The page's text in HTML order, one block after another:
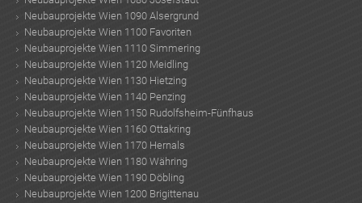
Neubauprojekte Wien 1090 Alsergrund
Neubauprojekte Wien 1100 Favoriten
Neubauprojekte Wien 1110 Simmering
Neubauprojekte Wien 1120 Meidling
Neubauprojekte Wien 1130 Hietzing
Neubauprojekte Wien 1140 Penzing
Neubauprojekte Wien 1150 Rudolfsheim-Fünfhaus
Neubauprojekte Wien 1160 Ottakring
Neubauprojekte Wien 1170 Hernals
Neubauprojekte Wien 1180 Währing
Neubauprojekte Wien 1190 Döbling
Neubauprojekte Wien 1200 Brigittenau